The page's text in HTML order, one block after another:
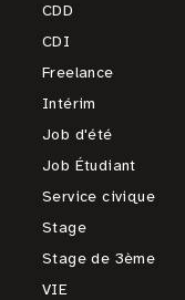
CDD
CDI
Freelance
Intérim
Job d'été
Job Étudiant
Service civique
Stage
Stage de 3ème
VIE